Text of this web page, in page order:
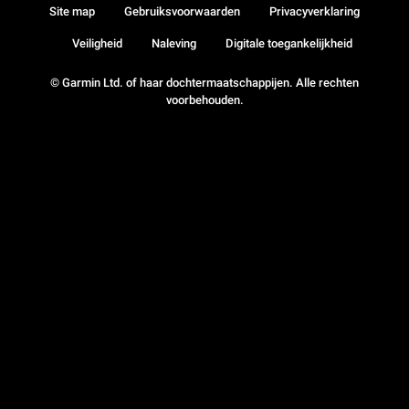
© Garmin Ltd. of haar dochtermaatschappijen. Alle rechten
voorbehouden.
Site map Gebruiksvoorwaarden Privacyverklaring
Veiligheid Naleving Digitale toegankelijkheid